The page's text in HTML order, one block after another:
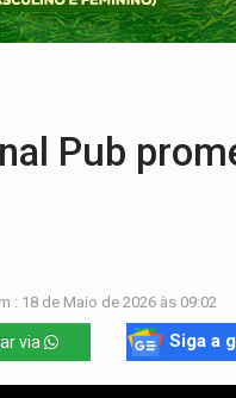
PREGÃO ELETRÔNICO
Pub
: 18 de Maio de 2026 às 09:02
via Siga a